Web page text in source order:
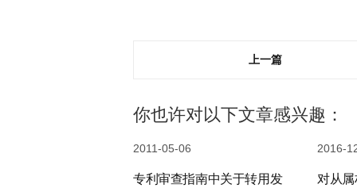
上一篇
你也许对以下文章感兴趣：
2011-05-06
专利审查指南中关于转用发
2016-
对从